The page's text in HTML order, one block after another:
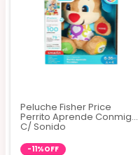
Peluche Fisher Price
Perrito Aprende Conmigo
C/ Sonido
-11%OFF